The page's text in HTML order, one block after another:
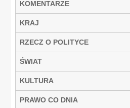
KOMENTARZE
KRAJ
RZECZ O POLITYCE
ŚWIAT
KULTURA
PRAWO CO DNIA